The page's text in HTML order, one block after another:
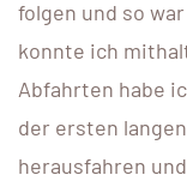
folgen und so
konnte ich
Abfahrten habe
der ersten
herausfahren